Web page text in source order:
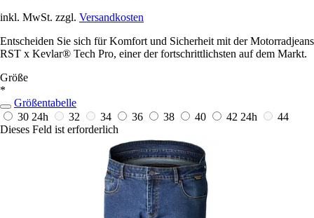
inkl. MwSt. zzgl. Versandkosten
Entscheiden Sie sich für Komfort und Sicherheit mit der Motorradjeans
RST x Kevlar® Tech Pro, einer der fortschrittlichsten auf dem Markt.
Größe
*
Größentabelle
30 24h 32 34 36 38 40 42 24h
44
Dieses Feld ist erforderlich